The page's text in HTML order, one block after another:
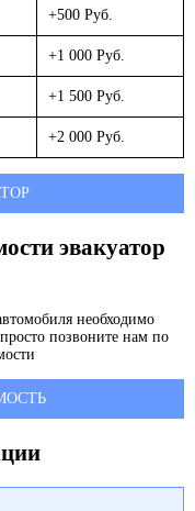
+500 Руб.
+1 000 Руб.
+1 500 Руб.
+2 000 Руб.
эвакуатор
необходимо
позвоните нам по